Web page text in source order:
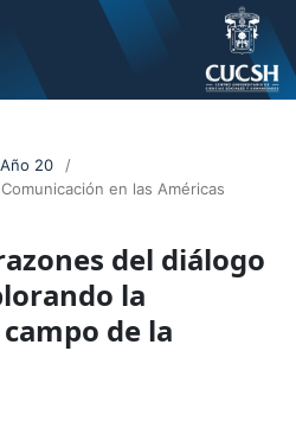
20
/
en las Américas
del diálogo
la
de la